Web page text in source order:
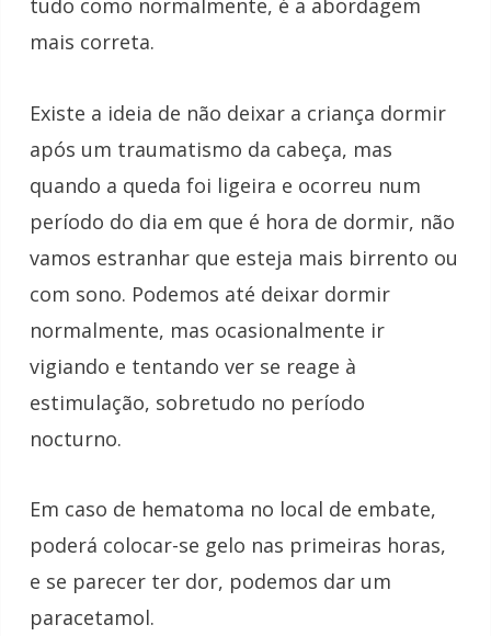
tudo como normalmente, é a abordagem
mais correta.
Existe a ideia de não deixar a criança dormir
após um traumatismo da cabeça, mas
quando a queda foi ligeira e ocorreu num
período do dia em que é hora de dormir, não
vamos estranhar que esteja mais birrento ou
com sono. Podemos até deixar dormir
normalmente, mas ocasionalmente ir
vigiando e tentando ver se reage à
estimulação, sobretudo no período
nocturno.
Em caso de hematoma no local de embate,
poderá colocar-se gelo nas primeiras horas,
e se parecer ter dor, podemos dar um
paracetamol.